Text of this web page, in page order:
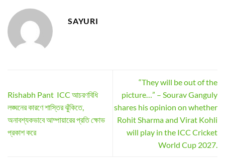
SAYURI
Rishabh Pant ICC আচরণবিধি
লঙ্ঘনের কারণে শাস্তির ঝুঁকিতে,
অনাবশ্যকভাবে আম্পায়ারের প্রতি ক্ষোভ
প্রকাশ করে
“They will be out of the
picture…” – Sourav Ganguly
shares his opinion on whether
Rohit Sharma and Virat Kohli
will play in the ICC Cricket
World Cup 2027.